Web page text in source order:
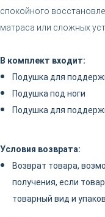
спокойного
матраса или сложных
В комплект входит:
Подушка для
Подушка под ноги
Подушка для
Условия возврата:
Возврат товара,
получения, если
товарный вид и
Политика
©2025 Все права